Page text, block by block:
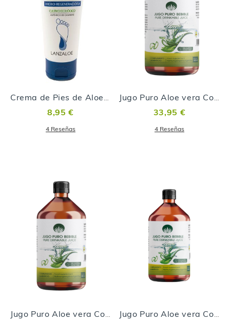
Crema de Pies de Aloe vera
8,95 €
4 Reseñas
Jugo Puro Aloe vera Complemento alimenticio a base de Aloe vera - 1000ml
33,95 €
4 Reseñas
Jugo Puro Aloe vera Complemento alimenticio a base de Aloe vera - 500ml Jugo Puro Aloe vera Complemento alimenticio a base de Aloe vera - 250 ml